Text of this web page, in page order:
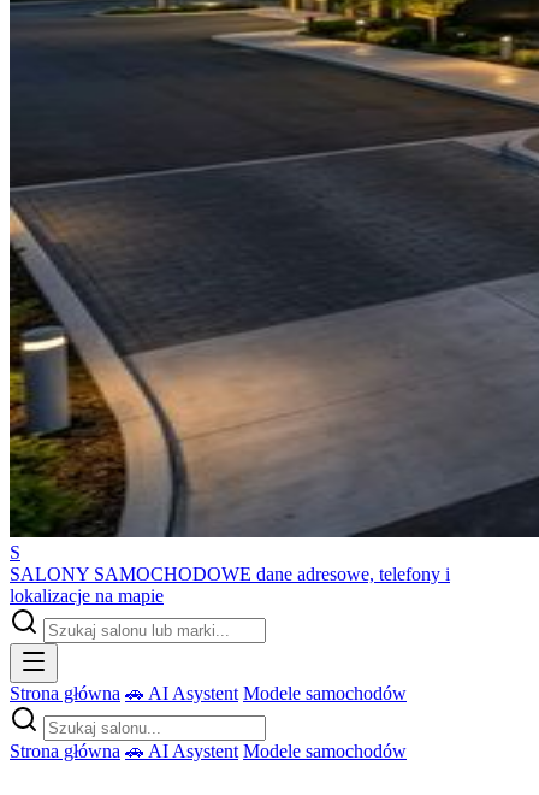
S
SALONY SAMOCHODOWE dane adresowe, telefony i
lokalizacje na mapie
Strona główna 🚗 AI Asystent Modele samochodów
Strona główna 🚗 AI Asystent Modele samochodów